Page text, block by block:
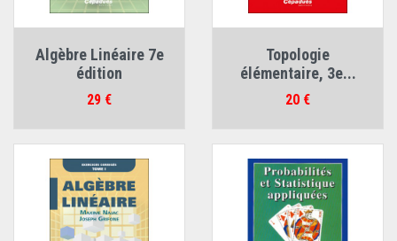
Algèbre Linéaire 7e
édition
Prix
29 €
Topologie
élémentaire, 3e...
Prix
20 €